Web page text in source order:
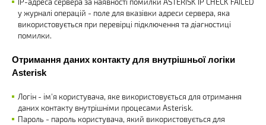
IP-адреса сервера за наявності помилки ASTERISK IP CHECK FAILED
у журналі операцій - поле для вказівки адреси сервера, яка
використовується при перевірці підключення та діагностиці
помилки.
Отримання даних контакту для внутрішньої логіки
Asterisk
Логін - ім'я користувача, яке використовується для отримання
даних контакту внутрішніми процесами Asterisk.
Пароль - пароль користувача, який використовується для